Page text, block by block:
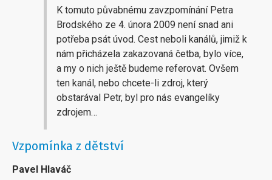
K tomuto půvabnému zavzpomínání Petra
Brodského ze 4. února 2009 není snad ani
potřeba psát úvod. Cest neboli kanálů, jimiž k
nám přicházela zakazovaná četba, bylo více,
a my o nich ještě budeme referovat. Ovšem
ten kanál, nebo chcete-li zdroj, který
obstarával Petr, byl pro nás evangelíky
zdrojem…
Vzpomínka z dětství
Pavel Hlaváč